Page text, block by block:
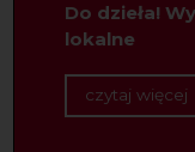
Do dzieła!
lokalne
czytaj więcej